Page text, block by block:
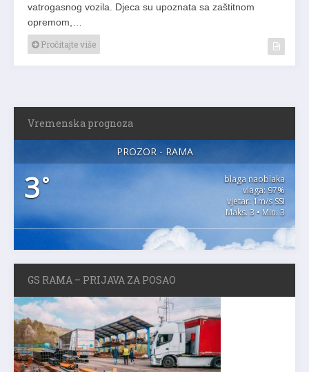
vatrogasnog vozila. Djeca su upoznata sa zaštitnom
opremom,…
Pročitajte više
Vremenska prognoza
PROZOR - RAMA
3°
blaga naoblaka
vlaga: 97%
vjetar: 1m/s SSI
Maks. 3 • Min. 3
GS RAMA – PRIJAVA ZA POSAO